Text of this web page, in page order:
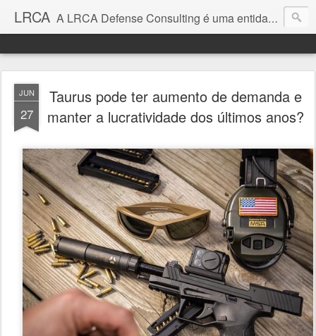
LRCA A LRCA Defense Consulting é uma entidade sem fins lucrativos que se dedica a produzir e divulgar notícias e análises sobre as Empresas de Defesa. Não somos jornalistas e nem este é um blog jornalístico.
JUN
27
Taurus pode ter aumento de demanda e
manter a lucratividade dos últimos anos?